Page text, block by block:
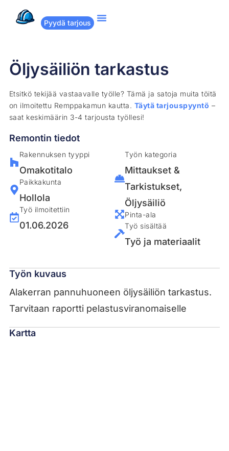
Pyydä tarjous
Öljysäiliön tarkastus
Etsitkö tekijää vastaavalle työlle? Tämä ja satoja muita töitä
on ilmoitettu Remppakamun kautta. Täytä tarjouspyyntö –
saat keskimäärin 3-4 tarjousta työllesi!
Remontin tiedot
Rakennuksen tyyppi
Omakotitalo
Paikkakunta
Hollola
Työ ilmoitettiin
01.06.2026
Työn kategoria
Mittaukset &
Tarkistukset,
Öljysäiliö
Pinta-ala
Työ sisältää
Työ ja materiaalit
Työn kuvaus
Alakerran pannuhuoneen öljysäiliön tarkastus.
Tarvitaan raportti pelastusviranomaiselle
Kartta